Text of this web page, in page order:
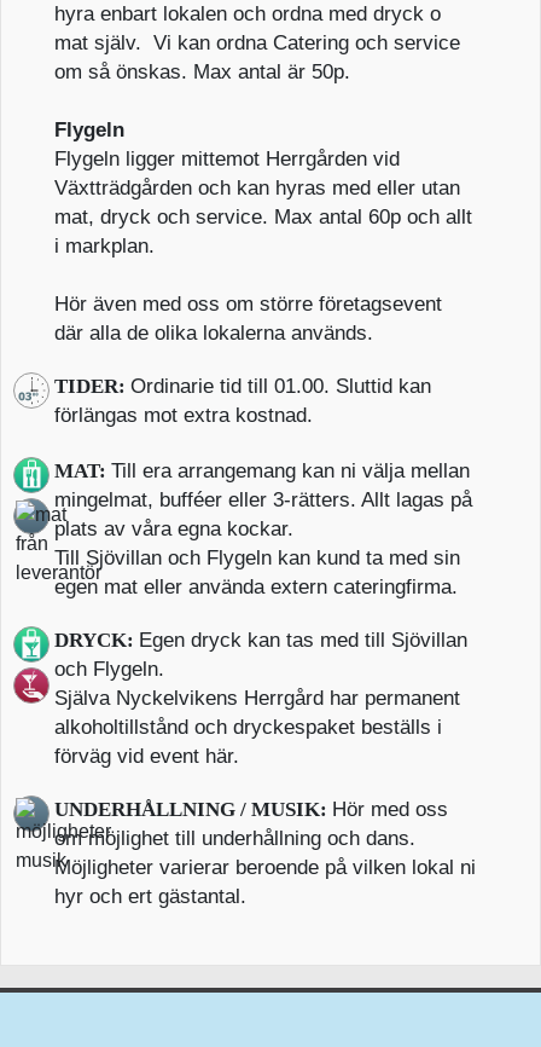
hyra enbart lokalen och ordna med dryck o
mat själv. Vi kan ordna Catering och service
om så önskas. Max antal är 50p.
Flygeln
Flygeln ligger mittemot Herrgården vid
Växtträdgården och kan hyras med eller utan
mat, dryck och service. Max antal 60p och allt
i markplan.
Hör även med oss om större företagsevent
där alla de olika lokalerna används.
TIDER:Ordinarie tid till 01.00. Sluttid kan
förlängas mot extra kostnad.
MAT:Till era arrangemang kan ni välja mellan
mingelmat, bufféer eller 3-rätters. Allt lagas på
plats av våra egna kockar.
Till Sjövillan och Flygeln kan kund ta med sin
egen mat eller använda extern cateringfirma.
DRYCK: Egen dryck kan tas med till Sjövillan
och Flygeln.
Själva Nyckelvikens Herrgård har permanent
alkoholtillstånd och dryckespaket beställs i
förväg vid event här.
UNDERHÅLLNING / MUSIK: Hör med oss
om möjlighet till underhållning och dans.
Möjligheter varierar beroende på vilken lokal ni
hyr och ert gästantal.